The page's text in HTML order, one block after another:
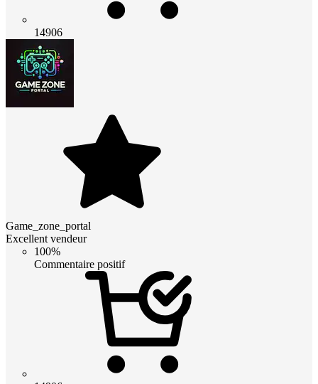
14906
Game_zone_portal
Excellent vendeur
100%
Commentaire positif